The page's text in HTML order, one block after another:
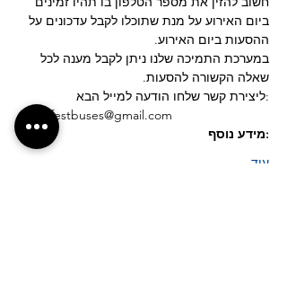
ביום האירוע על מנת שתוכלו לקבל עדכונים על
ההסעות ביום האירוע.
במערכת התמיכה שלנו ניתן לקבל מענה לכל
שאלה הקשורה להסעות.
:ליצירת קשר שלחו הודעה למייל הבא
tamarfestbuses@gmail.com
:מידע נוסף
עוד